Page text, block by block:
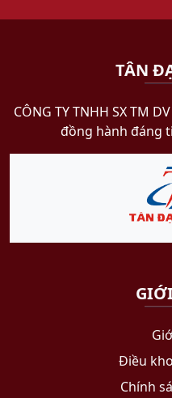
TÂN
CÔNG TY TNHH SX TM
đồng hành đáng
Điều
Chính